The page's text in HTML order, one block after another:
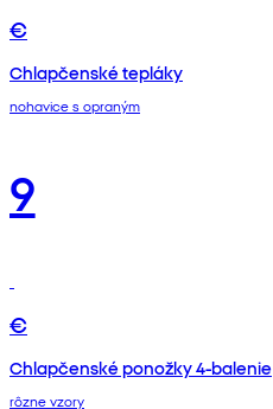
€
Chlapčenské tepláky
nohavice s opraným
9
€
Chlapčenské ponožky 4-balenie
rôzne vzory